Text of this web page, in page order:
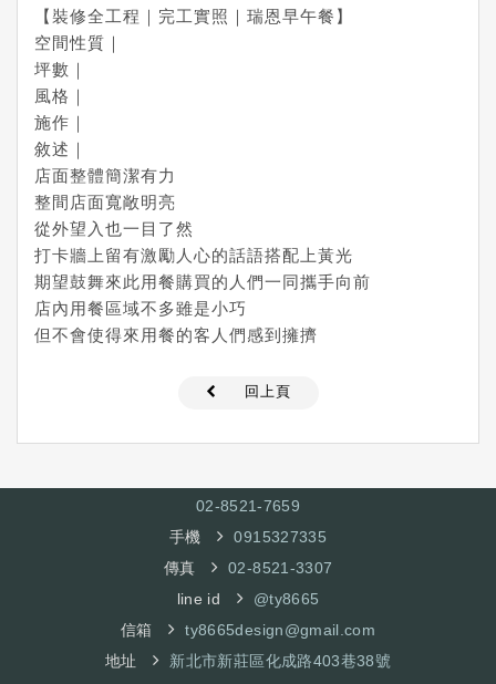
【裝修全工程｜完工實照｜瑞恩早午餐】
空間性質｜
坪數｜
風格｜
施作｜
敘述｜
店面整體簡潔有力
整間店面寬敞明亮
從外望入也一目了然
打卡牆上留有激勵人心的話語搭配上黃光
期望鼓舞來此用餐購買的人們一同攜手向前
店內用餐區域不多雖是小巧
但不會使得來用餐的客人們感到擁擠
回上頁
02-8521-7659
手機
0915327335
傳真
02-8521-3307
line id
@ty8665
信箱
ty8665design@gmail.com
地址
新北市新莊區化成路403巷38號